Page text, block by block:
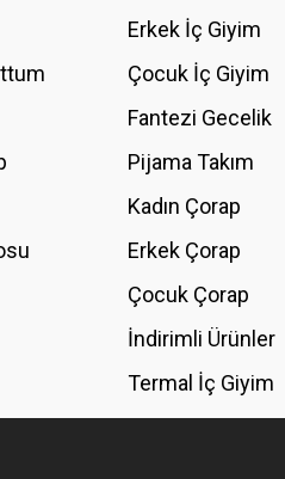
Erkek İç Giyim
Çocuk İç Giyim
Fantezi Gecelik
Pijama Takım
Kadın Çorap
Erkek Çorap
Çocuk Çorap
İndirimli Ürünler
Termal İç Giyim